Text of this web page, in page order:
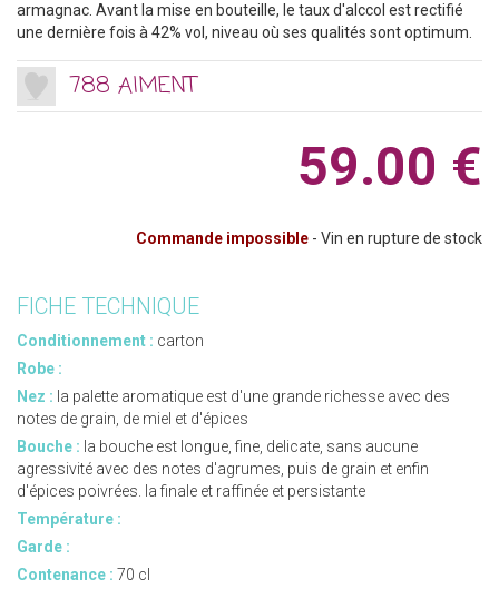
armagnac. Avant la mise en bouteille, le taux d'alccol est rectifié
une dernière fois à 42% vol, niveau où ses qualités sont optimum.
788 AIMENT
59.00 €
Commande impossible - Vin en rupture de stock
FICHE TECHNIQUE
Conditionnement : carton
Robe :
Nez : la palette aromatique est d'une grande richesse avec des
notes de grain, de miel et d'épices
Bouche : la bouche est longue, fine, delicate, sans aucune
agressivité avec des notes d'agrumes, puis de grain et enfin
d'épices poivrées. la finale et raffinée et persistante
Température :
Garde :
Contenance : 70 cl